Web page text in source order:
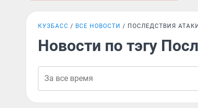
КУЗБАСС ВСЕ НОВОСТИ ПОСЛЕДСТВИЯ
Новости по тэгу